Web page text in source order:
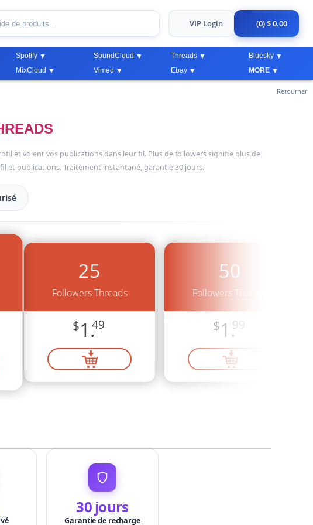
VIP Login (0) $ 0.00
Spotify SoundCloud Threads
Bluesky
MixCloud Vimeo Ebay MORE
Retourner
et voient vos publications dans leur fil. Plus de followers signifie plus de
et publications. Traitement instantané, garantie 30 jours.
25
Followers Threads
$1.49
50
Followers Threads
$1.99
30 jours
Garantie de recharge